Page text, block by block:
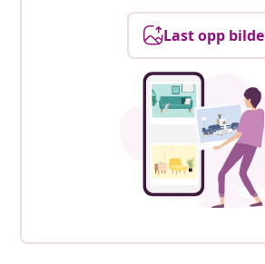
Last opp bilde